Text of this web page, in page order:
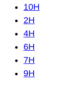
10H
2H
4H
6H
7H
9H